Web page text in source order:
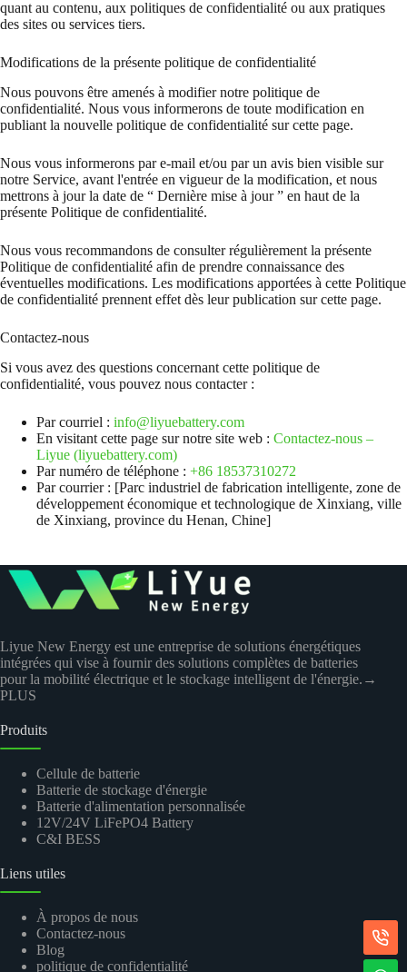
quant au contenu, aux politiques de confidentialité ou aux pratiques
des sites ou services tiers.
Modifications de la présente politique de confidentialité
Nous pouvons être amenés à modifier notre politique de
confidentialité. Nous vous informerons de toute modification en
publiant la nouvelle politique de confidentialité sur cette page.
Nous vous informerons par e-mail et/ou par un avis bien visible sur
notre Service, avant l'entrée en vigueur de la modification, et nous
mettrons à jour la date de “ Dernière mise à jour ” en haut de la
présente Politique de confidentialité.
Nous vous recommandons de consulter régulièrement la présente
Politique de confidentialité afin de prendre connaissance des
éventuelles modifications. Les modifications apportées à cette Politique
de confidentialité prennent effet dès leur publication sur cette page.
Contactez-nous
Si vous avez des questions concernant cette politique de
confidentialité, vous pouvez nous contacter :
Par courriel : info@liyuebattery.com
En visitant cette page sur notre site web : Contactez-nous –
Liyue (liyuebattery.com)
Par numéro de téléphone : +86 18537310272
Par courrier : [Parc industriel de fabrication intelligente, zone de
développement économique et technologique de Xinxiang, ville
de Xinxiang, province du Henan, Chine]
Liyue New Energy est une entreprise de solutions énergétiques
intégrées qui vise à fournir des solutions complètes de batteries
pour la mobilité électrique et le stockage intelligent de l'énergie. →
PLUS
Produits
Cellule de batterie
Batterie de stockage d'énergie
Batterie d'alimentation personnalisée
12V/24V LiFePO4 Battery
C&I BESS
Liens utiles
À propos de nous
Contactez-nous
Blog
politique de confidentialité